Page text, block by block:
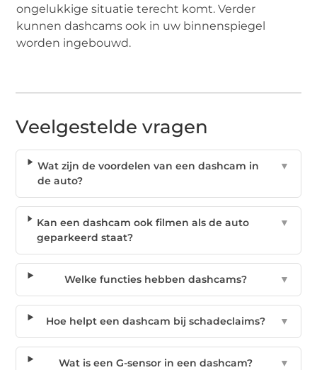
ongelukkige situatie terecht komt. Verder
kunnen dashcams ook in uw binnenspiegel
worden ingebouwd.
Veelgestelde vragen
Wat zijn de voordelen van een dashcam in
de auto?
▼
Kan een dashcam ook filmen als de auto
geparkeerd staat?
▼
Welke functies hebben dashcams? ▼
Hoe helpt een dashcam bij schadeclaims? ▼
Wat is een G-sensor in een dashcam? ▼